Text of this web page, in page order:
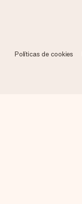
Políticas de cookies